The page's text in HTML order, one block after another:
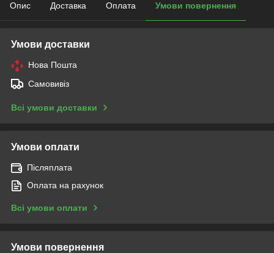
Опис Доставка Оплата Умови повернення
Умови доставки
Нова Пошта
Самовивіз
Всі умови доставки
Умови оплати
Післяплата
Оплата на рахунок
Всі умови оплати
Умови повернення